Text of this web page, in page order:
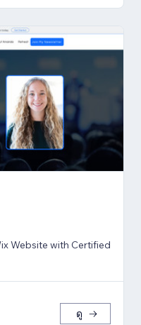
Website with Certified
ดู